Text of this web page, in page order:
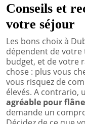
Conseils et
votre séjour
Les bons choix à
dépendent de
budget, et de votre
chose : plus vous
vous risquez de
élevés. A contrario,
agréable pour
demande un